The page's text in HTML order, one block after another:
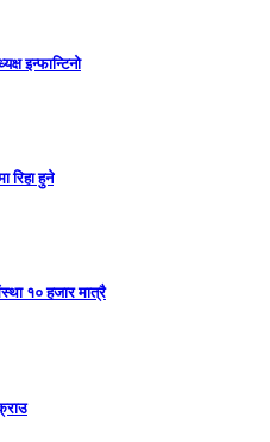
इन्फान्टिनो
रिहा हुने
१० हजार मात्रै